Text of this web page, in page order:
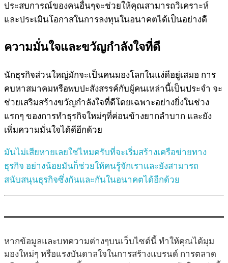
ประสบการณ์ของคนอื่นๆจะช่วยให้คุณสามารถวิเคราะห์
และประเมินโอกาสในการลงทุนในอนาคตได้เป็นอย่างดี
ความมั่นใจและขวัญกำลังใจที่ดี
นักธุรกิจส่วนใหญ่มักจะเป็นคนมองโลกในแง่ดีอยู่เสมอ การ
คบหาสมาคมหรือพบปะสังสรรค์กับผู้คนเหล่านี้เป็นประจำ จะ
ช่วยเสริมสร้างขวัญกำลังใจที่ดีโดยเฉพาะอย่างยิ่งในช่วง
แรกๆ ของการทำธุรกิจใหม่ๆที่ค่อนข้างยากลำบาก และยัง
เพิ่มความมั่นใจได้ดีอีกด้วย
มันไม่เสียหายเลยใช่ไหมครับที่จะเริ่มสร้างเครือข่ายทาง
ธุรกิจ อย่างน้อยมันก็ช่วยให้คนรู้จักเราและยังสามารถ
สนับสนุนธุรกิจซึ่งกันและกันในอนาคตได้อีกด้วย
หากข้อมูลและบทความต่างๆบนเว็บไซต์นี้ ทำให้คุณได้มุม
มองใหม่ๆ หรือแรงบันดาลใจในการสร้างแบรนด์ การตลาด